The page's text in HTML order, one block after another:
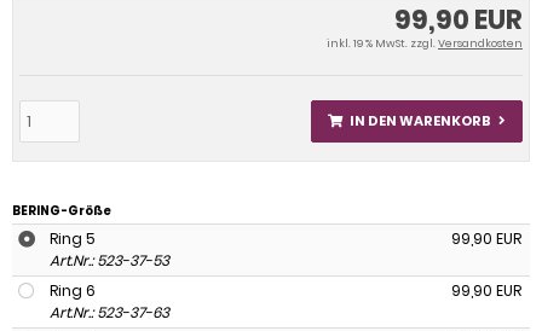
99,90 EUR
inkl. 19 % MwSt. zzgl.Versandkosten
IN DEN WARENKORB
BERING-Größe
Ring 5
99,90 EUR
Art.Nr.: 523-37-53
Ring 6
99,90 EUR
Art.Nr.: 523-37-63